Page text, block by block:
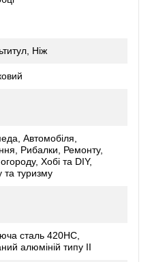
Ніж
Автомобіля,
Рибалки, Ремонту,
Хобі та DIY,
та туризму
сталь 420HC,
алюміній типу II